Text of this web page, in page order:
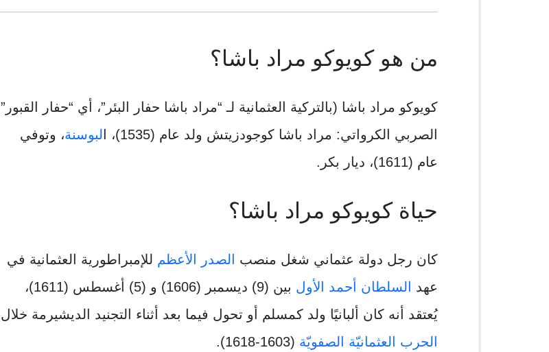
من هو كويوكو مراد باشا؟
كويوكو مراد باشا (بالتركية العثمانية لـ “مراد باشا حفار البئر”، أي “حفار القبور”
الصربي الكرواتي: مراد باشا كوجودزيتش ولد عام (1535)، ا
لبوسنة، وتوفي
عام (1611)، ديار بكر.
حياة كويوكو مراد باشا؟
كان رجل دولة عثماني شغل منصب الصدر الأعظم للإمبراطورية العثمانية في
عهد
السلطان أحمد الأول
بين (9) ديسمبر (1606) و (5) أغسطس (1611)،
يُعتقد أنه كان ألبانيًا ولد كمسلم أو تحول فيما بعد أثناء التجنيد الديشيرمة خلال
الحرب العثمانيّة الصفويّة (1603-1618).